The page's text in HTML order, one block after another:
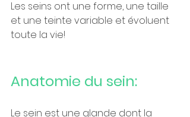
Les seins ont une forme, une taille
et une teinte variable et évoluent
toute la vie!
Anatomie du sein:
Le sein est une glande dont la